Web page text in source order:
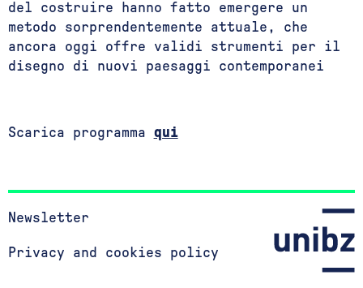
del costruire hanno fatto emergere un
metodo sorprendentemente attuale, che
ancora oggi offre validi strumenti per il
disegno di nuovi paesaggi contemporanei
Scarica programma qui
Newsletter
Privacy and cookies policy